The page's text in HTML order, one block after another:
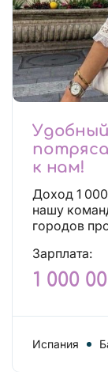
к нам!
Доход 1 000 000 ₽
нашу команду. Для девушек из
городов
Зарплата:
1 000
Испания